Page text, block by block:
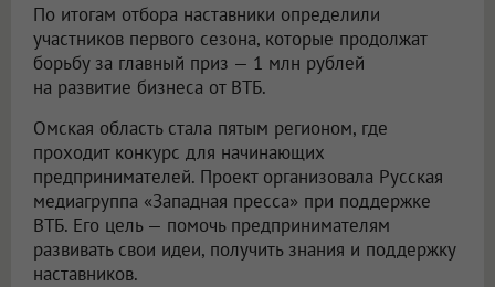
По итогам отбора наставники определили
участников первого сезона, которые продолжат
борьбу за главный приз — 1 млн рублей
на развитие бизнеса от ВТБ.
Омская область стала пятым регионом, где
проходит конкурс для начинающих
предпринимателей. Проект организовала Русская
медиагруппа «Западная пресса» при поддержке
ВТБ. Его цель — помочь предпринимателям
развивать свои идеи, получить знания и поддержку
наставников.